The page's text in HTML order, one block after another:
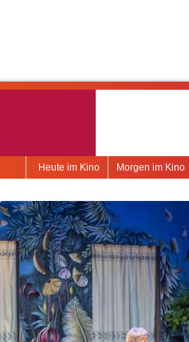
Morgen im Kino
Heute im Kino